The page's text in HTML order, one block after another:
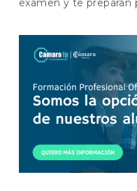
examen y te preparan